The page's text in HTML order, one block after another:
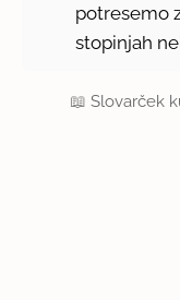
potresemo
stopinjah
📖Slovarček